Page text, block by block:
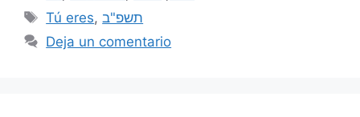
Tú eres,תשפ"ב
Deja un comentario